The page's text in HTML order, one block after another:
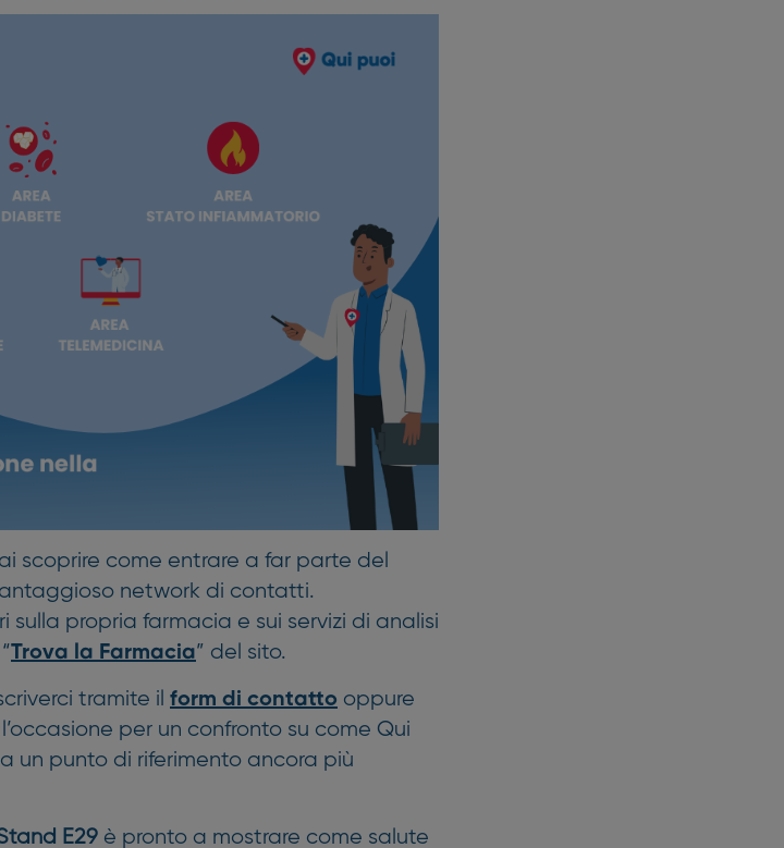
scoprire come entrare a far parte del
network di contatti.
sulla propria farmacia e sui servizi di analisi
Trova la Farmacia” del sito.
tramite il form di contatto oppure
per un confronto su come Qui
un punto di riferimento ancora più
E29 è pronto a mostrare come salute